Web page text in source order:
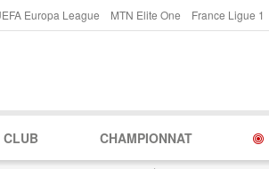
Europa League MTN Elite One France Ligue 1
CLUB CHAMPIONNAT